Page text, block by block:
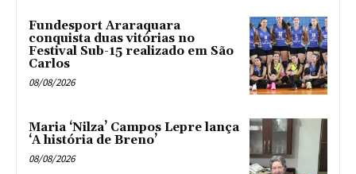
Fundesport Araraquara
conquista duas vitórias no
Festival Sub-15 realizado em São
Carlos
08/08/2026
Maria ‘Nilza’ Campos Lepre lança
‘A história de Breno’
08/08/2026